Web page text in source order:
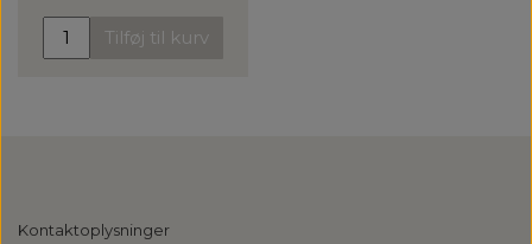
Tilføj til kurv
Kontaktoplysninger